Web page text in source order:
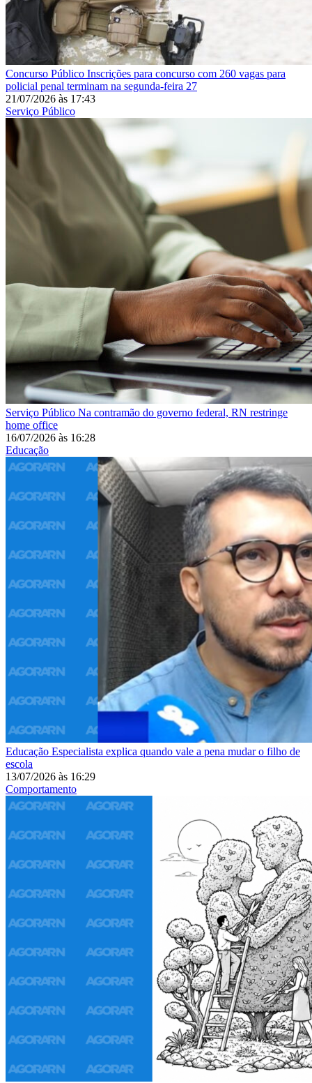
Concurso Público Inscrições para concurso com 260 vagas para
policial penal terminam na segunda-feira 27
21/07/2026 às 17:43
Serviço Público
Serviço Público Na contramão do governo federal, RN restringe
home office
16/07/2026 às 16:28
Educação
Educação Especialista explica quando vale a pena mudar o filho de
escola
13/07/2026 às 16:29
Comportamento